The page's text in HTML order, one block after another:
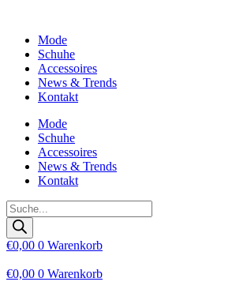
wechselnMode
Schuhe
Accessoires
News & Trends
Kontakt
Mode
Schuhe
Accessoires
News & Trends
Kontakt
Products
search
€0,00 0 Warenkorb
€0,00 0 Warenkorb